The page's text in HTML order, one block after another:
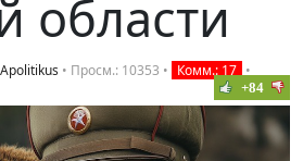
области
Apolitikus • Просм.: 10353 • Комм.: 17 •
+84